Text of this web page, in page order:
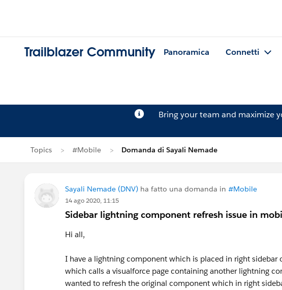
Trailblazer Community Panoramica Connetti
Bring your team and maximize
Topics #Mobile Domanda di Sayali Nemade
Sayali Nemade (DNV) ha fatto una domanda in #Mobile
14 ago 2020, 11:15
Sidebar lightning component refresh issue in
Hi all,
I have a lightning component which is placed in right sidebar
which calls a visualforce page containing another lightning
wanted to refresh the original component which in right